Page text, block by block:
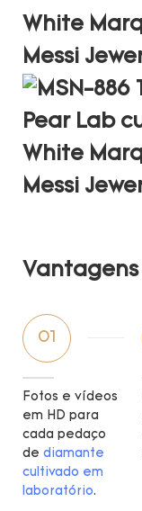
01
Fotos e vídeos
em HD para
cada pedaço
de diamante
cultivado em
laboratório.